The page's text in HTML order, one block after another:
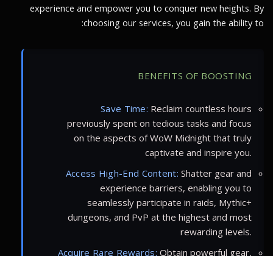
experience and empower you to conquer new heights. By
choosing our services, you gain the ability to:
BENEFITS OF BOOSTING
Save Time: Reclaim countless hours
previously spent on tedious tasks and focus
on the aspects of WoW Midnight that truly
captivate and inspire you.
Access High-End Content: Shatter gear and
experience barriers, enabling you to
seamlessly participate in raids, Mythic+
dungeons, and PvP at the highest and most
rewarding levels.
Acquire Rare Rewards: Obtain powerful gear,